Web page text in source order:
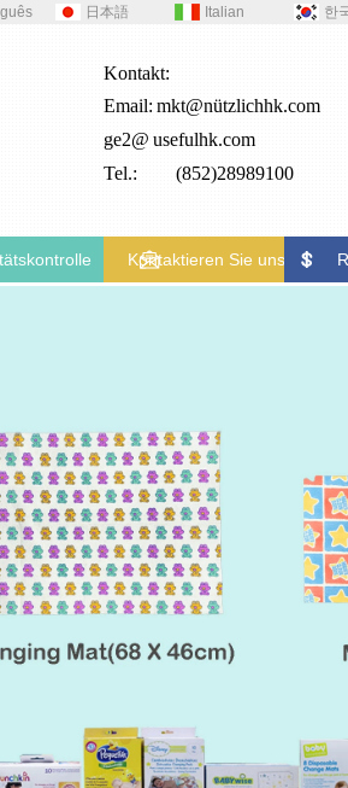
日本語 Italian 한
Kontakt:
Email: mkt@nützlichhk.com
ge2@ usefulhk.com
Tel.: (852)28989100
Kontaktieren Sie uns